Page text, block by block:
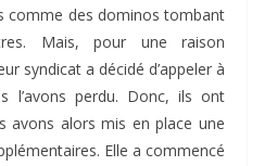
comme des dominos tombant
Mais, pour une raison
syndicat a décidé d’appeler à
l’avons perdu. Donc, ils ont
avons alors mis en place une
Elle a commencé